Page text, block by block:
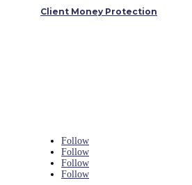
Client Money Protection
Follow
Follow
Follow
Follow